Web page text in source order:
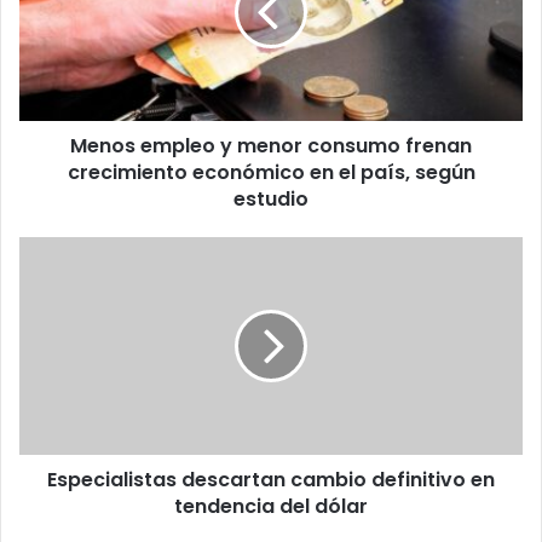
consumo
frenan
crecimiento
económico
en
Menos empleo y menor consumo frenan
crecimiento económico en el país, según
estudio
Especialistas descartan cambio definitivo en
tendencia del dólar